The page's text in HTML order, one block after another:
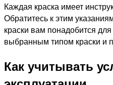
Каждая краска имеет
Обратитесь к этим
краски вам понадобится
выбранным типом краски и
Как учитывать